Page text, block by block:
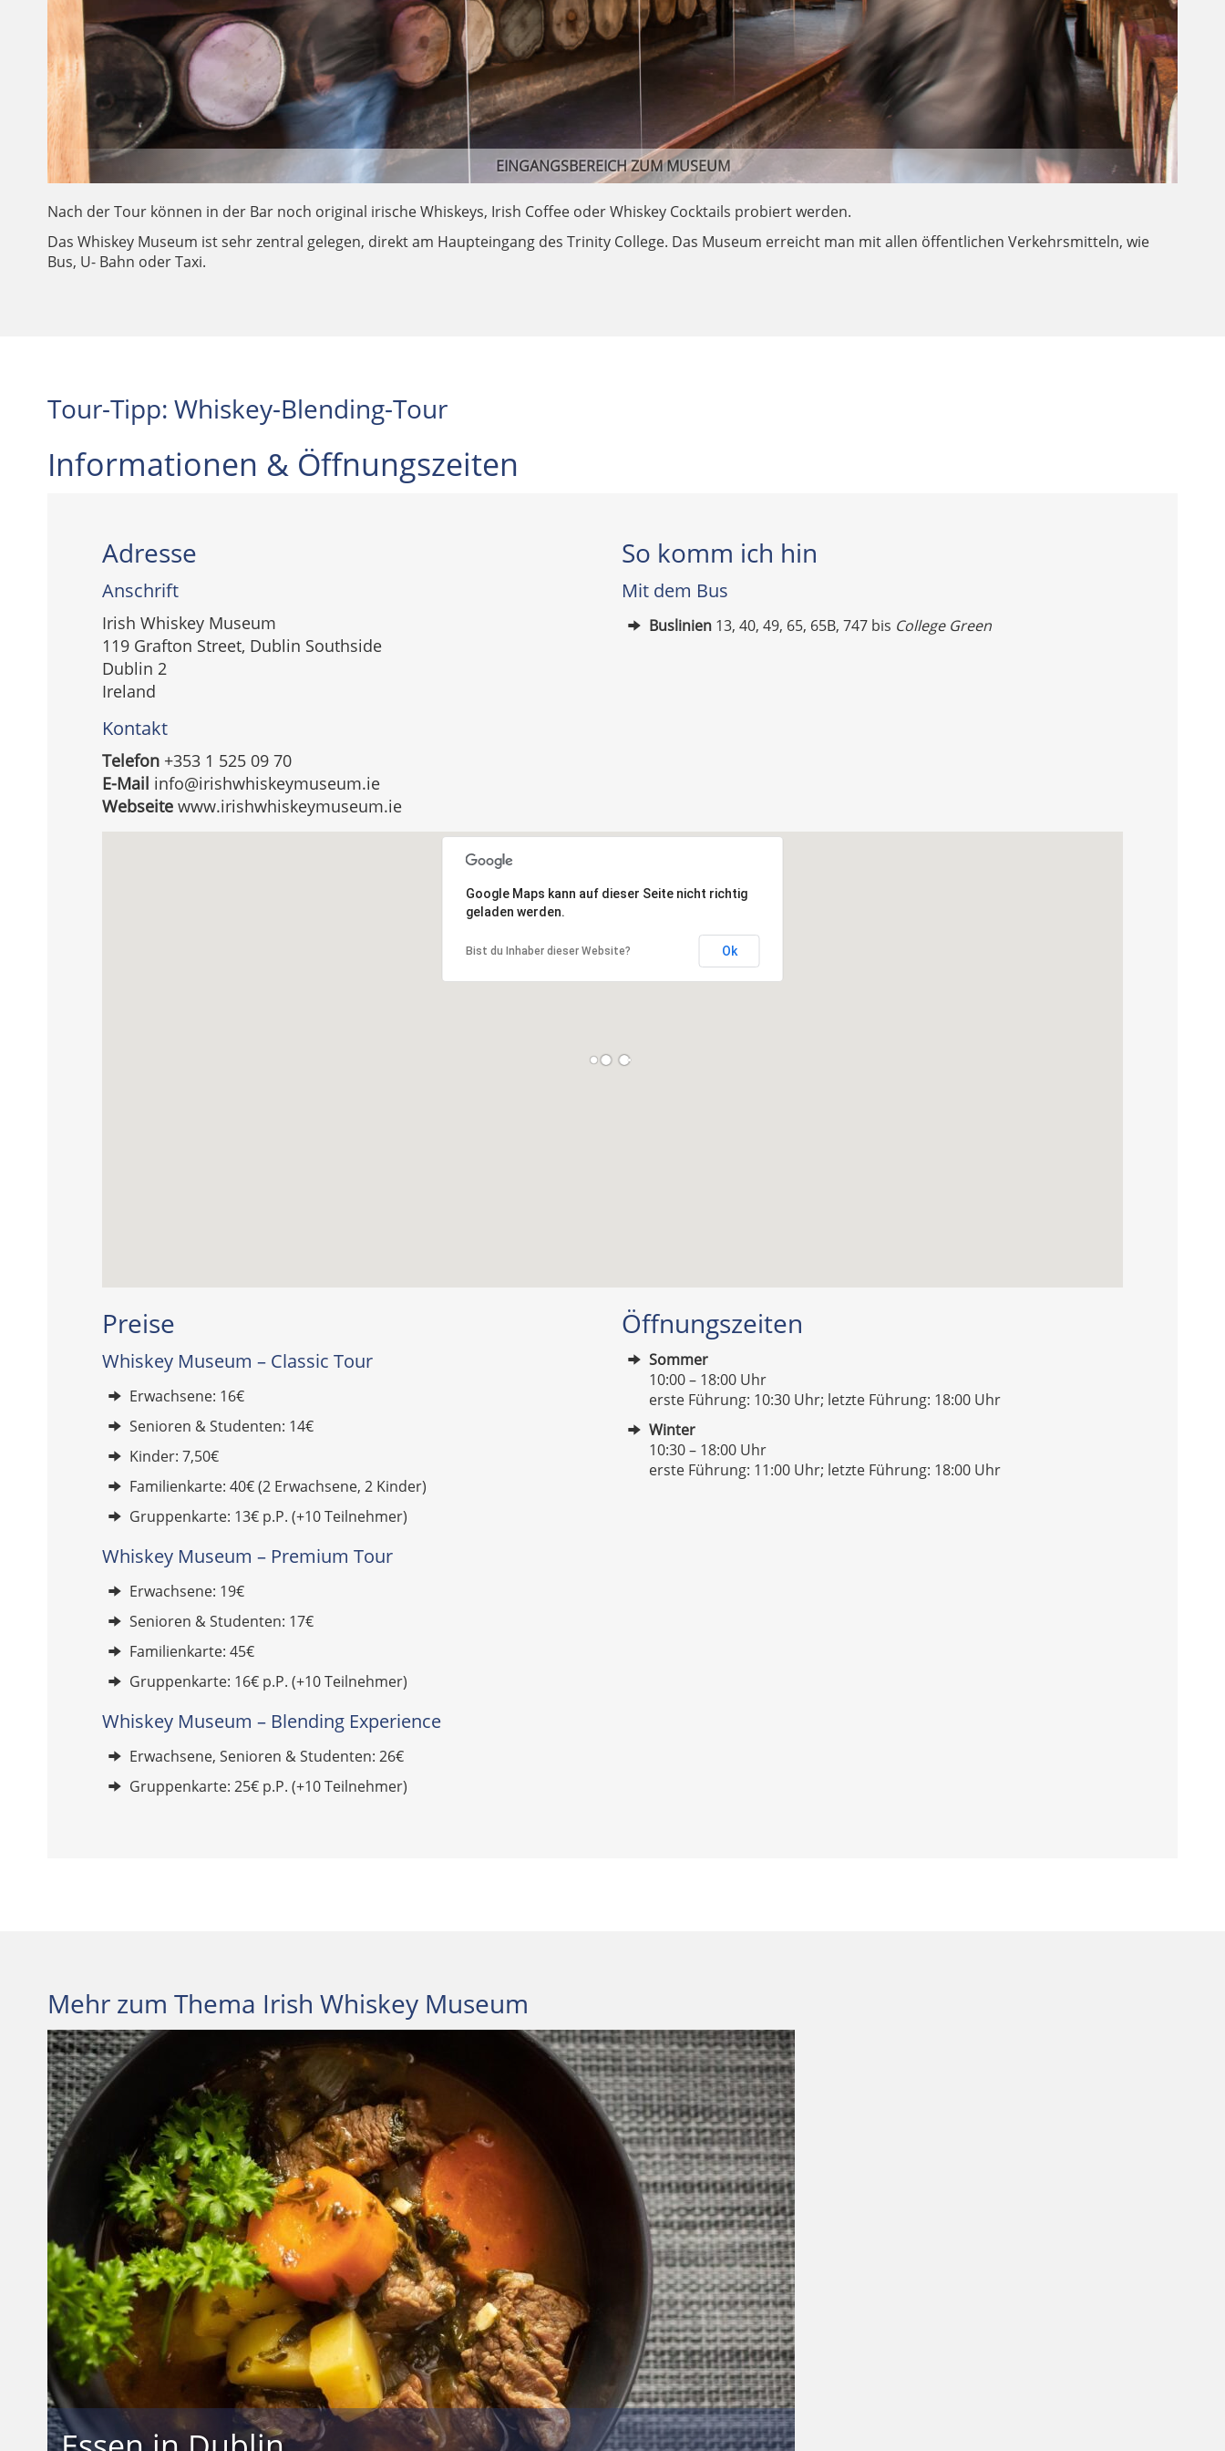
EINGANGSBEREICH ZUM MUSEUM
ANTIKE GERÄTSCHAFTEN UND ZUTATEN ZUR WHISKEY HERSTELLUNG
BAR IM IRISH WHISKEY MUSEUM
DAS MUSEUM BEHERBERGT EINIGE EDLE WHISKEY SORTEN
BESONDERER HINGUCKER: DIE WHISKEY TIMELINE
SCHAUEN SIE BEI DEN GEFÜHRTEN TOUREN HINTER DIE WHISKEY-KULISSEN
DIE WHISKEY GLÄSER DES MUSEUMS
Nach der Tour können in der Bar noch original irische Whiskeys, Irish Coffee oder Whiskey Cocktails probiert werden.
Das Whiskey Museum ist sehr zentral gelegen, direkt am Haupteingang des Trinity College. Das Museum erreicht man mit allen öffentlichen Verkehrsmitteln, wie
Bus, U- Bahn oder Taxi.
Tour-Tipp: Whiskey-Blending-Tour
Informationen & Öffnungszeiten
Adresse
Anschrift
Irish Whiskey Museum
119 Grafton Street, Dublin Southside
Dublin 2
Ireland
Kontakt
Telefon +353 1 525 09 70
E-Mail info@irishwhiskeymuseum.ie
Webseite www.irishwhiskeymuseum.ie
So komm ich hin
Mit dem Bus
Buslinien 13, 40, 49, 65, 65B, 747 bis College Green
Google Maps kann auf dieser Seite nicht richtig
geladen werden.
Bist du Inhaber dieser Website? Ok
Preise
Whiskey Museum – Classic Tour
Erwachsene: 16€
Senioren & Studenten: 14€
Kinder: 7,50€
Familienkarte: 40€ (2 Erwachsene, 2 Kinder)
Gruppenkarte: 13€ p.P. (+10 Teilnehmer)
Whiskey Museum – Premium Tour
Erwachsene: 19€
Senioren & Studenten: 17€
Familienkarte: 45€
Gruppenkarte: 16€ p.P. (+10 Teilnehmer)
Whiskey Museum – Blending Experience
Erwachsene, Senioren & Studenten: 26€
Gruppenkarte: 25€ p.P. (+10 Teilnehmer)
Öffnungszeiten
Sommer
10:00 – 18:00 Uhr
erste Führung: 10:30 Uhr; letzte Führung: 18:00 Uhr
Winter
10:30 – 18:00 Uhr
erste Führung: 11:00 Uhr; letzte Führung: 18:00 Uhr
Mehr zum Thema Irish Whiskey Museum